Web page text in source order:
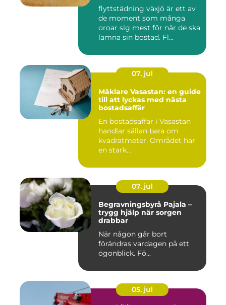
flyttstädning växjö är ett av
de moment som många
oroar sig mest för när de ska
lämna sin bostad. Fl...
07. jul
Mäklare Vasastan: en guide
till att lyckas med nästa
bostadsaffär
En bostadsaffär i Vasastan
handlar sällan bara om
kvadratmeter. Området har
en stark...
07. jul
Begravningsbyrå Pajala –
trygg hjälp när sorgen
drabbar
När någon går bort
förändras vardagen på ett
ögonblick. Fö...
05. jul